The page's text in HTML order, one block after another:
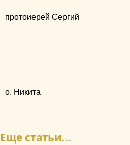
протоиерей Сергий
о. Никита
Еще статьи...